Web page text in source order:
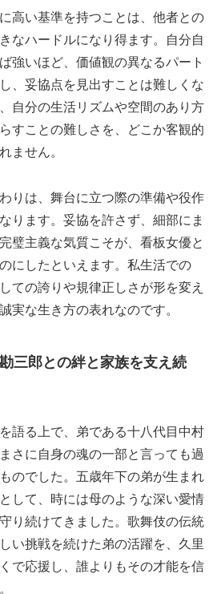
高い基準を持つことは、他者との
なハードルになり得ます。自分自
強いほど、価値観の異なるパート
、妥協点を見出すことは難しくな
自分の生活リズムや空間のあり方
すことの難しさを、どこか客観的
ません。
りは、舞台に立つ際の準備や役作
ります。妥協を許さず、細部にま
璧主義な気質こそが、看板女優と
にしたといえます。私生活での
ての誇りや規律正しさが形を変え
実な生き方の表れなのです。
三郎との絆と家族を支え続
語る上で、弟である十八代目中村
さに自身の魂の一部と言っても過
のでした。五歳年下の弟が生まれ
して、時には母のような深い愛情
り続けてきました。歌舞伎の伝統
い挑戦を続けた弟の活躍を、久里
で応援し、誰よりもその才能を信